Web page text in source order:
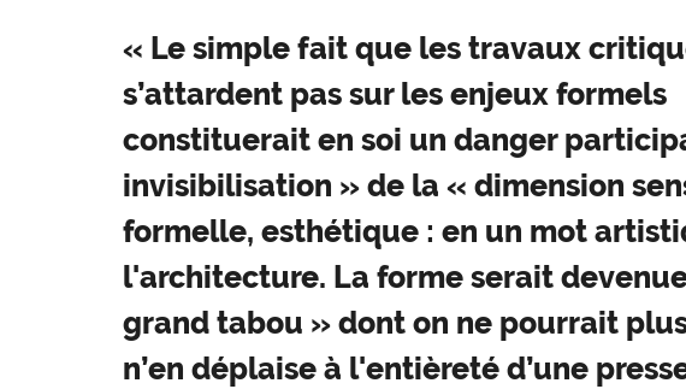
« Le simple fait que les travaux
s’attardent pas sur les enjeux formels
constituerait en soi un danger
invisibilisation » de la « dimension
formelle, esthétique : en un mot
l'architecture. La forme serait
grand tabou » dont on ne pourrait
n’en déplaise à l'entièreté d’une